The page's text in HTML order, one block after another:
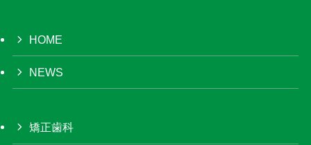
HOME
NEWS
矯正歯科